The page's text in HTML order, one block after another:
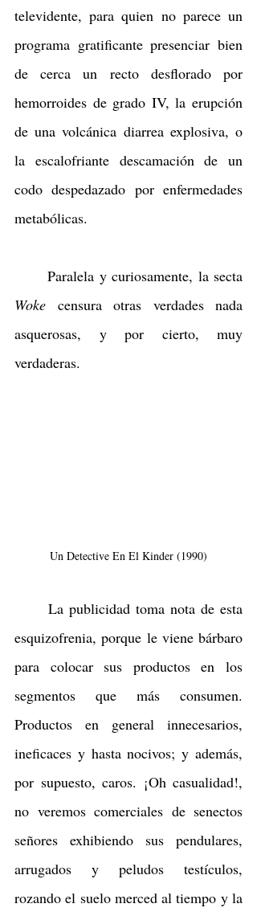
televidente, para quien no parece un
programa gratificante presenciar bien
de cerca un recto desflorado por
hemorroides de grado IV, la erupción
de una volcánica diarrea explosiva, o
la escalofriante descamación de un
codo despedazado por enfermedades
metabólicas.
Woke censura otras verdades nada
asquerosas, y por cierto, muy
verdaderas.
Un Detective En El Kinder (1990)
esquizofrenia, porque le viene bárbaro
para colocar sus productos en los
segmentos que más consumen.
Productos en general innecesarios,
ineficaces y hasta nocivos; y además,
por supuesto, caros. ¡Oh casualidad!,
no veremos comerciales de senectos
señores exhibiendo sus pendulares,
arrugados y peludos testículos,
rozando el suelo merced al tiempo y la